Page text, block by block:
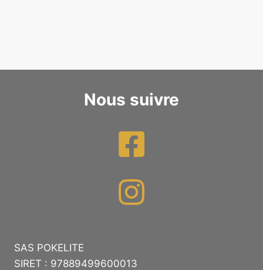
Nous suivre
SAS POKELITE
SIRET : 97889499600013